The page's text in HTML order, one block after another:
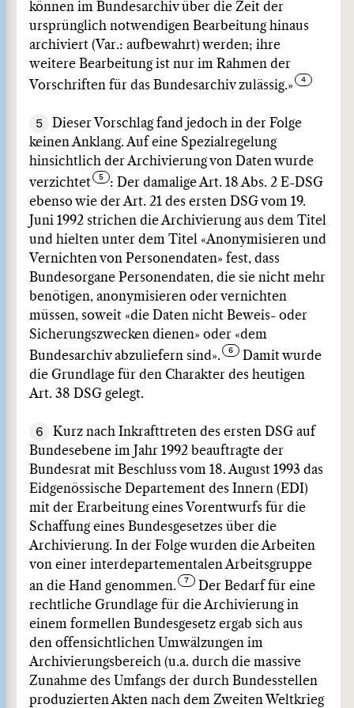
können im Bundesarchiv über die Zeit der
ursprünglich notwendigen Bearbeitung hinaus
archiviert (Var.: aufbewahrt) werden; ihre
weitere Bearbeitung ist nur im Rahmen der
Vorschriften für das Bundesarchiv zulässig.»
5
Dieser Vorschlag fand jedoch in der Folge
keinen Anklang. Auf eine Spezialregelung
hinsichtlich der Archivierung von Daten wurde
verzichtet
: Der damalige Art. 18 Abs. 2 E-DSG
ebenso wie der Art. 21 des ersten DSG vom 19.
Juni 1992 strichen die Archivierung aus dem Titel
und hielten unter dem Titel «Anonymisieren und
Vernichten von Personendaten» fest, dass
Bundesorgane Personendaten, die sie nicht mehr
benötigen, anonymisieren oder vernichten
müssen, soweit «die Daten nicht Beweis- oder
Sicherungszwecken dienen» oder «dem
Bundesarchiv abzuliefern sind».
Damit wurde
die Grundlage für den Charakter des heutigen
Art. 38 DSG gelegt.
6
Kurz nach Inkrafttreten des ersten DSG auf
Bundesebene im Jahr 1992 beauftragte der
Bundesrat mit Beschluss vom 18. August 1993 das
Eidgenössische Departement des Innern (EDI)
mit der Erarbeitung eines Vorentwurfs für die
Schaffung eines Bundesgesetzes über die
Archivierung. In der Folge wurden die Arbeiten
von einer interdepartementalen Arbeitsgruppe
an die Hand genommen.
Der Bedarf für eine
rechtliche Grundlage für die Archivierung in
einem formellen Bundesgesetz ergab sich aus
den offensichtlichen Umwälzungen im
Archivierungsbereich (u.a. durch die massive
Zunahme des Umfangs der durch Bundesstellen
produzierten Akten nach dem Zweiten Weltkrieg